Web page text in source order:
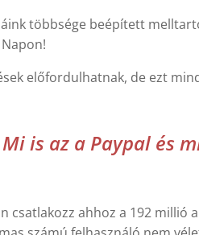
többsége beépített
előfordulhatnak, de ezt
Mi is az a Paypal és
csatlakozz ahhoz a 192 millió